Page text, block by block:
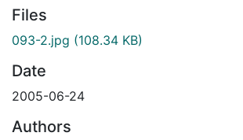
Files
093-2.jpg (108.34 KB)
Date
2005-06-24
Authors